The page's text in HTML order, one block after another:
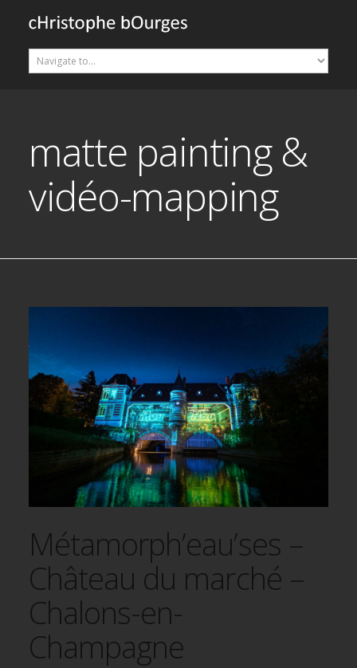
matte painting &
vidéo-mapping
Métamorph’eau’ses –
Château du marché –
Chalons-en-
Champagne